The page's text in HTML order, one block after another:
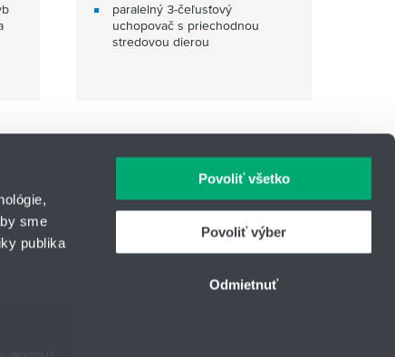
sme
publika
Povoliť všetko
Povoliť výber
Odmietnuť
paralelný 3-čeľusťový
uchopovač s priechodnou
stredovou dierou
IČO: 31344500
Telefón: +421 903 447 245